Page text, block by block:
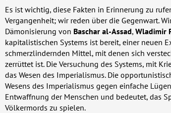
Es ist wichtig, diese Fakten in Erinnerung zu
Vergangenheit; wir reden über die Gegenwart.
Dämonisierung von Baschar al-Assad, Wladimir
kapitalistischen Systems ist bereit, einer neuen
schmerzlindernden Mittel, mit denen sich
zerrüttet ist. Die Versuchung des Systems, mit
das Wesen des Imperialismus. Die
Wesens des Imperialismus gegen einfache
Entwaffnung der Menschen und bedeutet, das
Völkermords zu spielen.